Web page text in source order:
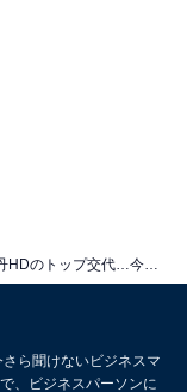
デルは、とっく
。今や世の中は
入手され、欲し
という流れに変
ら聞けないビジネスマ
、ビジネスパーソンに